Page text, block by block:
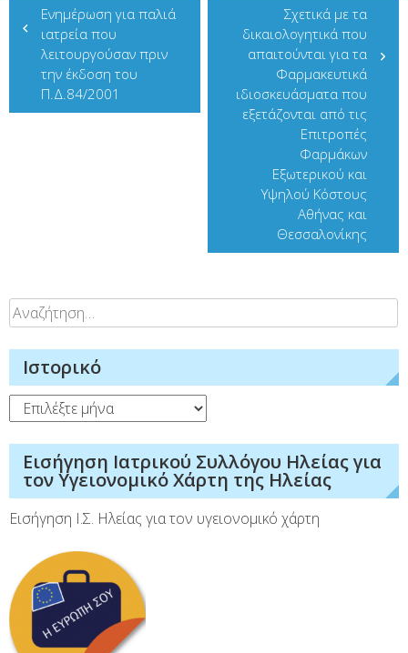
άρθρων
Ενημέρωση για παλιά
ιατρεία που
λειτουργούσαν πριν
την έκδοση του
Π.Δ.84/2001
Σχετικά με τα
δικαιολογητικά που
απαιτούνται για τα
Φαρμακευτικά
ιδιοσκευάσματα που
εξετάζονται από τις
Επιτροπές
Φαρμάκων
Εξωτερικού και
Υψηλού Κόστους
Αθήνας και
Θεσσαλονίκης
Αναζήτηση
για:
Ιστορικό
Ιστορικό
Εισήγηση Ιατρικού Συλλόγου Ηλείας για
τον Υγειονομικό Χάρτη της Ηλείας
Εισήγηση Ι.Σ. Ηλείας για τον υγειονομικό χάρτη